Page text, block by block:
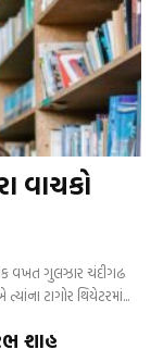
વાચકો
વખત ગુલઝાર ચંદીગઢ
ટાગોર થિયેટરમાં...
શાહ